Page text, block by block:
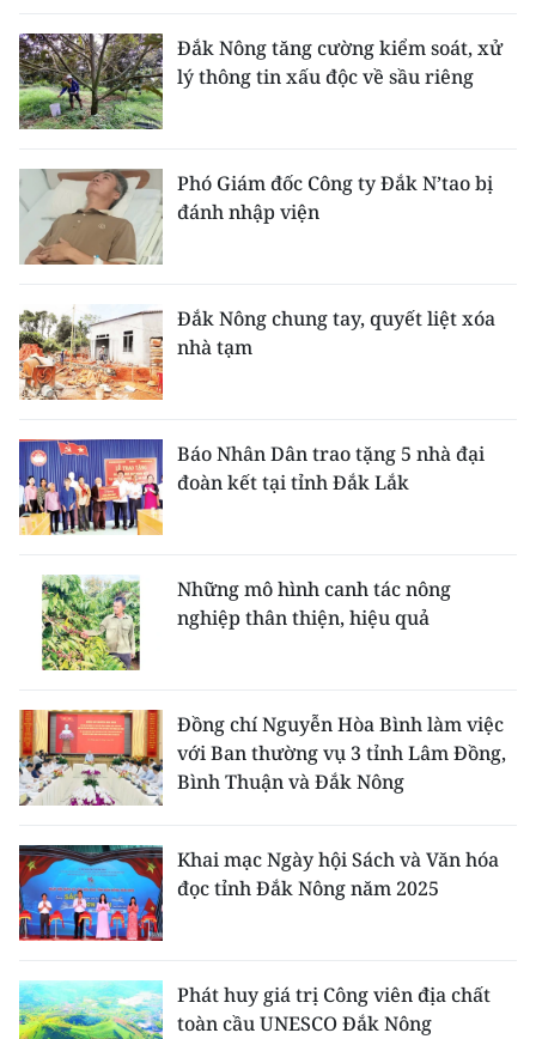
中文
FRANÇAIS
РУССКИЙ
ESPAÑOL
한국어
Đắk Nông tăng cường kiểm soát, xử
lý thông tin xấu độc về sầu riêng
Phó Giám đốc Công ty Đắk N’tao bị
đánh nhập viện
Đắk Nông chung tay, quyết liệt xóa
nhà tạm
Báo Nhân Dân trao tặng 5 nhà đại
đoàn kết tại tỉnh Đắk Lắk
Những mô hình canh tác nông
nghiệp thân thiện, hiệu quả
Đồng chí Nguyễn Hòa Bình làm việc
với Ban thường vụ 3 tỉnh Lâm Đồng,
Bình Thuận và Đắk Nông
Khai mạc Ngày hội Sách và Văn hóa
đọc tỉnh Đắk Nông năm 2025
Phát huy giá trị Công viên địa chất
toàn cầu UNESCO Đắk Nông